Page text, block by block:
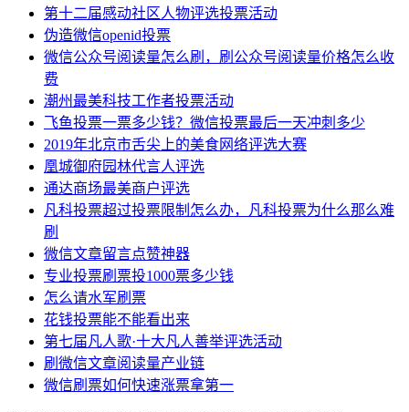
第十二届感动社区人物评选投票活动
伪造微信openid投票
微信公众号阅读量怎么刷，刷公众号阅读量价格怎么收
费
潮州最美科技工作者投票活动
飞鱼投票一票多少钱？微信投票最后一天冲刺多少
2019年北京市舌尖上的美食网络评选大赛
凰城御府园林代言人评选
通达商场最美商户评选
凡科投票超过投票限制怎么办，凡科投票为什么那么难
刷
微信文章留言点赞神器
专业投票刷票投1000票多少钱
怎么请水军刷票
花钱投票能不能看出来
第七届凡人歌·十大凡人善举评选活动
刷微信文章阅读量产业链
微信刷票如何快速涨票拿第一